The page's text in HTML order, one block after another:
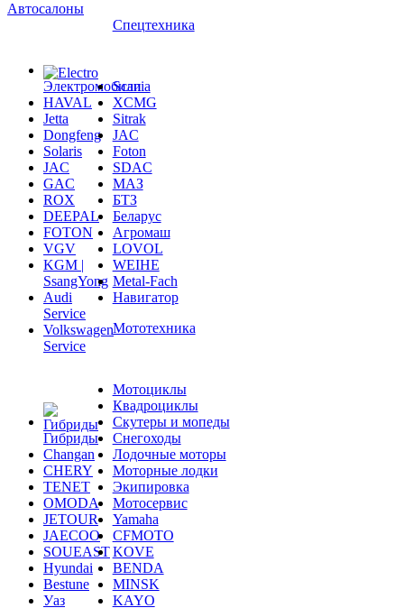
Автосалоны
Электромобили
HAVAL
Jetta
Dongfeng
Solaris
JAC
GAC
ROX
DEEPAL
FOTON
VGV
KGM |
SsangYong
Audi
Service
Volkswagen
Service
Гибриды
Changan
CHERY
TENET
OMODA
JETOUR
JAECOO
SOUEAST
Hyundai
Bestune
Уаз
Спецтехника
Scania
XCMG
Sitrak
JAC
Foton
SDAC
МАЗ
БТЗ
Беларус
Агромаш
LOVOL
WEIHE
Metal-Fach
Навигатор
Мототехника
Мотоциклы
Квадроциклы
Скутеры и мопеды
Снегоходы
Лодочные моторы
Моторные лодки
Экипировка
Мотосервис
Yamaha
CFMOTO
KOVE
BENDA
MINSK
KAYO